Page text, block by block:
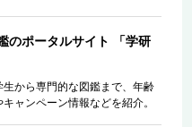
のポータルサイト 「学研
から専門的な図鑑まで、年齢
ャンペーン情報などを紹介。